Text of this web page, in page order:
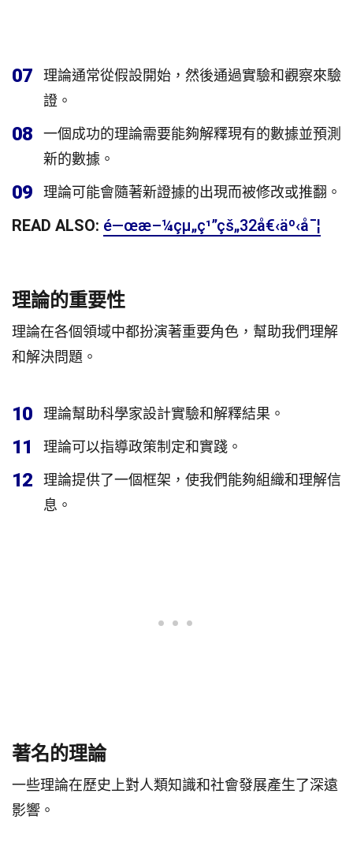
07
理論通常從假設開始，然後通過實驗和觀察來驗
證。
08
一個成功的理論需要能夠解釋現有的數據並預測
新的數據。
09 理論可能會隨著新證據的出現而被修改或推翻。
READ ALSO: é—œæ–¼çµ„ç¹”çš„32å€‹äº‹å¯¦
理論的重要性
理論在各個領域中都扮演著重要角色，幫助我們理解
和解決問題。
10 理論幫助科學家設計實驗和解釋結果。
11 理論可以指導政策制定和實踐。
12
理論提供了一個框架，使我們能夠組織和理解信
息。
著名的理論
一些理論在歷史上對人類知識和社會發展產生了深遠
影響。